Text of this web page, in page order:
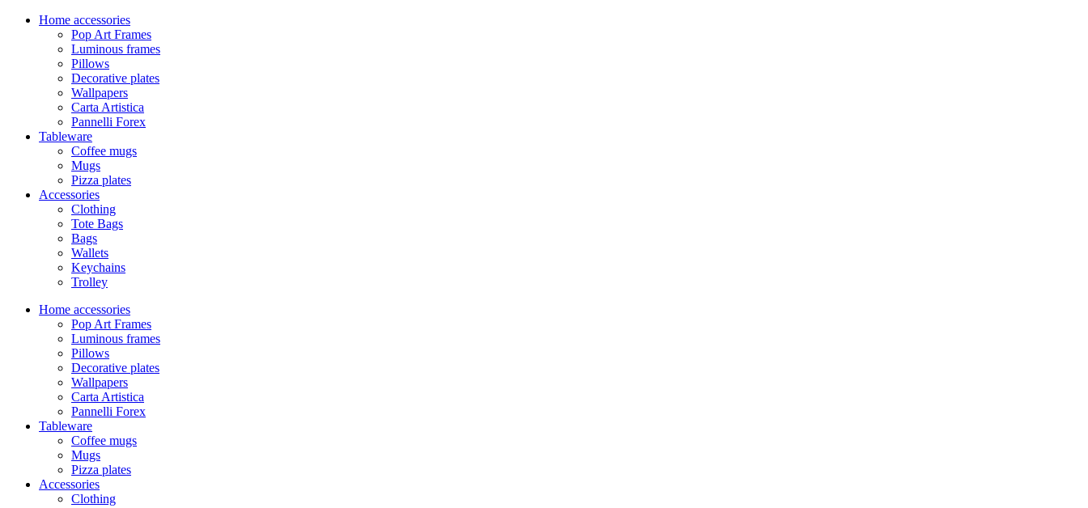
Home accessories
Pop Art Frames
Luminous frames
Pillows
Decorative plates
Wallpapers
Carta Artistica
Pannelli Forex
Tableware
Coffee mugs
Mugs
Pizza plates
Accessories
Clothing
Tote Bags
Bags
Wallets
Keychains
Trolley
Home accessories
Pop Art Frames
Luminous frames
Pillows
Decorative plates
Wallpapers
Carta Artistica
Pannelli Forex
Tableware
Coffee mugs
Mugs
Pizza plates
Accessories
Clothing